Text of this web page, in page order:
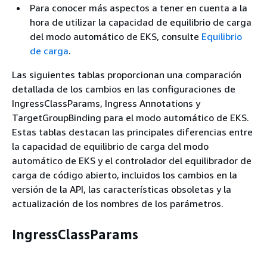
Para conocer más aspectos a tener en cuenta a la
hora de utilizar la capacidad de equilibrio de carga
del modo automático de EKS, consulte Equilibrio
de carga.
Las siguientes tablas proporcionan una comparación
detallada de los cambios en las configuraciones de
IngressClassParams, Ingress Annotations y
TargetGroupBinding para el modo automático de EKS.
Estas tablas destacan las principales diferencias entre
la capacidad de equilibrio de carga del modo
automático de EKS y el controlador del equilibrador de
carga de código abierto, incluidos los cambios en la
versión de la API, las características obsoletas y la
actualización de los nombres de los parámetros.
IngressClassParams